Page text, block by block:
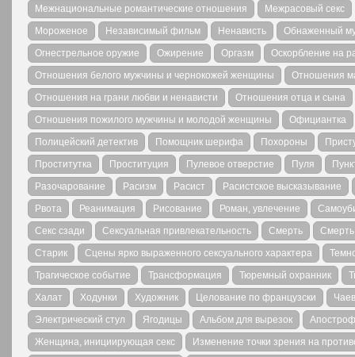
Межнациональные романтические отношения
Межрасовый секс
Мороженое
Независимый фильм Ненависть
Обнаженный
Огнестрельное оружие
Ожирение Оргазм
Оскорбление на
Отношения белого мужчины и чернокожей женщины
Отношения
Отношения на грани любви и ненависти
Отношения отца и сына
Отношения пожилого мужчины и молодой женщины
Официантка
Полицейский детектив
Помощник шерифа Похороны
Проститутка
Проституция Пулевое отверстие Пуля
Разочарование
Расизм Расист
Расистское высказывание
Рвота
Реанимация Рисование Роман, увлечение
Секс сзади
Сексуальная привлекательность Смерть
Старик
Сцены ярко выраженного сексуального характера
Трагическое событие
Трансформация Тюремный охранник
Халат
Ходунки Художник Целование по французски
Электрический стул
Ягодицы Альбом для вырезок
Женщина, инициирующая секс
Изменение точки зрения на